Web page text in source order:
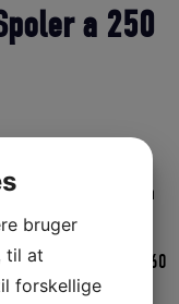
a 250
100 % japansk nylon
af korte fibre, som
til montering af
knudefasthed.
pr. spole ca.: 560
bruger
til at
forskellige